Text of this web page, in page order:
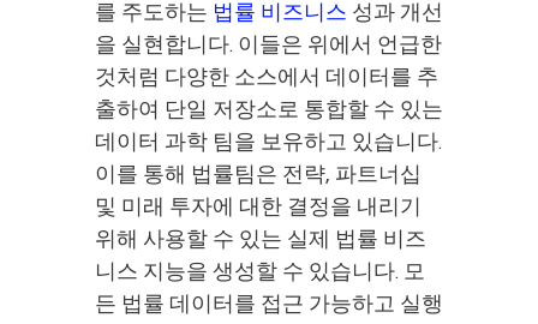
를 주도하는 법률 비즈니스 성과 개선
을 실현합니다. 이들은 위에서 언급한
것처럼 다양한 소스에서 데이터를 추
출하여 단일 저장소로 통합할 수 있는
데이터 과학 팀을 보유하고 있습니다.
이를 통해 법률팀은 전략, 파트너십
및 미래 투자에 대한 결정을 내리기
위해 사용할 수 있는 실제 법률 비즈
니스 지능을 생성할 수 있습니다. 모
든 법률 데이터를 접근 가능하고 실행